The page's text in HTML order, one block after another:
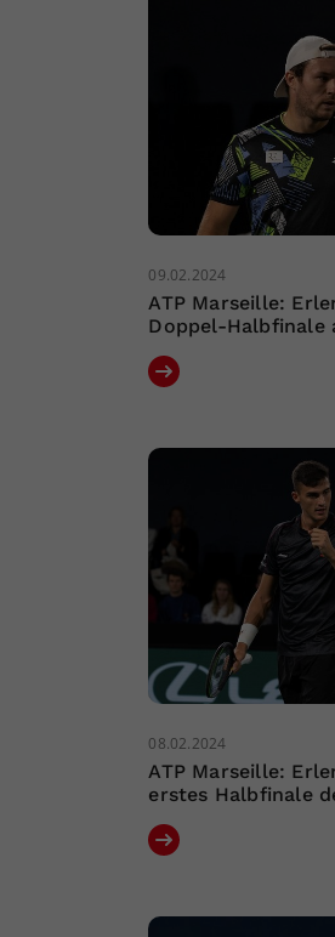
09.02.2024
ATP Marseille:
Doppel-Halbfinale
08.02.2024
ATP Marseille:
erstes Halbfinale